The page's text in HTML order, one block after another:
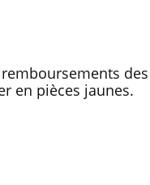
des
en pièces jaunes.